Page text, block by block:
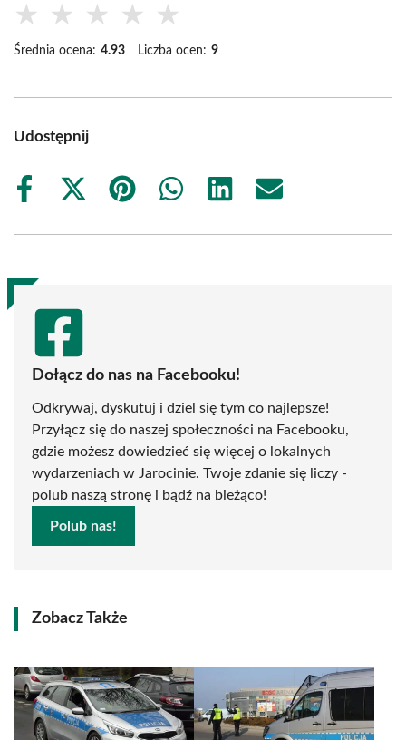
★ ★ ★ ★ ★
Średnia ocena: 4.93 Liczba ocen: 9
Udostępnij
Share
Share
(Twitter)
Share
Share
Share
Share
Dołącz do nas na Facebooku!
Odkrywaj, dyskutuj i dziel się tym co najlepsze!
Przyłącz się do naszej społeczności na Facebooku,
gdzie możesz dowiedzieć się więcej o lokalnych
wydarzeniach w Jarocinie. Twoje zdanie się liczy -
polub naszą stronę i bądź na bieżąco!
Polub nas!
Zobacz Także